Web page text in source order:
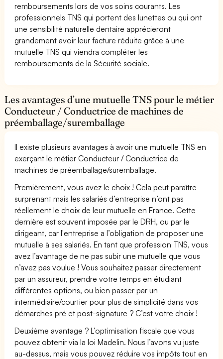
remboursements lors de vos soins courants. Les
professionnels TNS qui portent des lunettes ou qui ont
une sensibilité naturelle dentaire apprécieront
grandement avoir leur facture réduite grâce à une
mutuelle TNS qui viendra compléter les
remboursements de la Sécurité sociale.
Les avantages d’une mutuelle TNS pour le métier
Conducteur / Conductrice de machines de
préemballage/suremballage
Il existe plusieurs avantages à avoir une mutuelle TNS en
exerçant le métier Conducteur / Conductrice de
machines de préemballage/suremballage.
Premièrement, vous avez le choix ! Cela peut paraître
surprenant mais les salariés d’entreprise n’ont pas
réellement le choix de leur mutuelle en France. Cette
dernière est souvent imposée par le DRH, ou par le
dirigeant, car l'entreprise a l’obligation de proposer une
mutuelle à ses salariés. En tant que profession TNS, vous
avez l’avantage de ne pas subir une mutuelle que vous
n’avez pas voulue ! Vous souhaitez passer directement
par un assureur, prendre votre temps en étudiant
différentes options, ou bien passer par un
intermédiaire/courtier pour plus de simplicité dans vos
démarches pré et post-signature ? C’est votre choix !
Deuxième avantage ? L’optimisation fiscale que vous
pouvez obtenir via la loi Madelin. Nous l’avons vu juste
au-dessus, mais vous pouvez réduire vos impôts tout en